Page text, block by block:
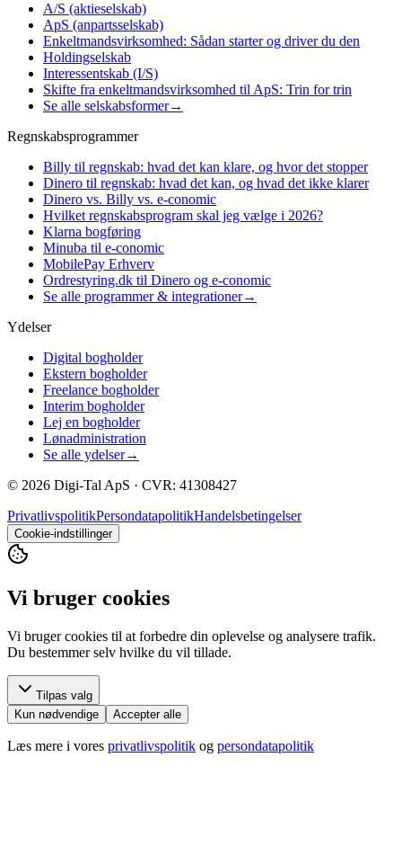
A/S (aktieselskab)
ApS (anpartsselskab)
Enkeltmandsvirksomhed: Sådan starter og driver du den
Holdingselskab
Interessentskab (I/S)
Skifte fra enkeltmandsvirksomhed til ApS: Trin for trin
Se alle selskabsformer→
Regnskabsprogrammer
Billy til regnskab: hvad det kan klare, og hvor det stopper
Dinero til regnskab: hvad det kan, og hvad det ikke klarer
Dinero vs. Billy vs. e-conomic
Hvilket regnskabsprogram skal jeg vælge i 2026?
Klarna bogføring
Minuba til e-conomic
MobilePay Erhverv
Ordrestyring.dk til Dinero og e-conomic
Se alle programmer & integrationer→
Ydelser
Digital bogholder
Ekstern bogholder
Freelance bogholder
Interim bogholder
Lej en bogholder
Lønadministration
Se alle ydelser→
© 2026 Digi-Tal ApS · CVR: 41308427
PrivatlivspolitikPersondatapolitikHandelsbetingelser
Cookie-indstillinger
Vi bruger cookies
Vi bruger cookies til at forbedre din oplevelse og analysere trafik.
Du bestemmer selv hvilke du vil tillade.
Tilpas valg
Kun nødvendige
Accepter alle
Læs mere i vores privatlivspolitik og persondatapolitik